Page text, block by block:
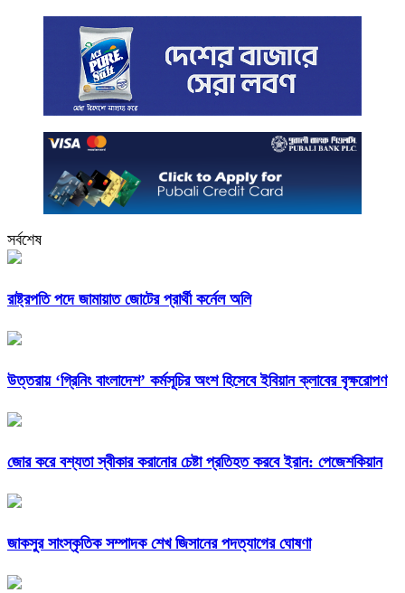
সর্বশেষ
রাষ্ট্রপতি পদে জামায়াত জোটের প্রার্থী কর্নেল অলি
উত্তরায় ‘গ্রিনিং বাংলাদেশ’ কর্মসূচির অংশ হিসেবে ইবিয়ান ক্লাবের বৃক্ষরোপণ
জোর করে বশ্যতা স্বীকার করানোর চেষ্টা প্রতিহত করবে ইরান: পেজেশকিয়ান
জাকসুর সাংস্কৃতিক সম্পাদক শেখ জিসানের পদত্যাগের ঘোষণা